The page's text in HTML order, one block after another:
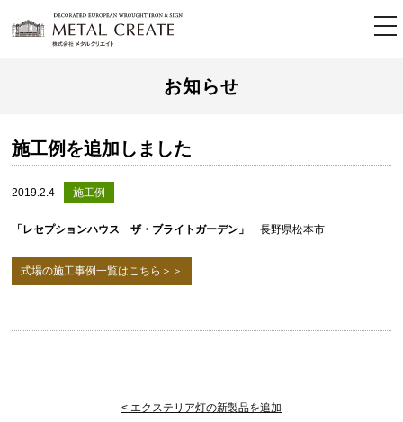
お知らせ
施工例を追加しました
2019.2.4 施工例
「レセプションハウス ザ・ブライトガーデン」 長野県松本市
式場の施工事例一覧はこちら＞＞
< エクステリア灯の新製品を追加